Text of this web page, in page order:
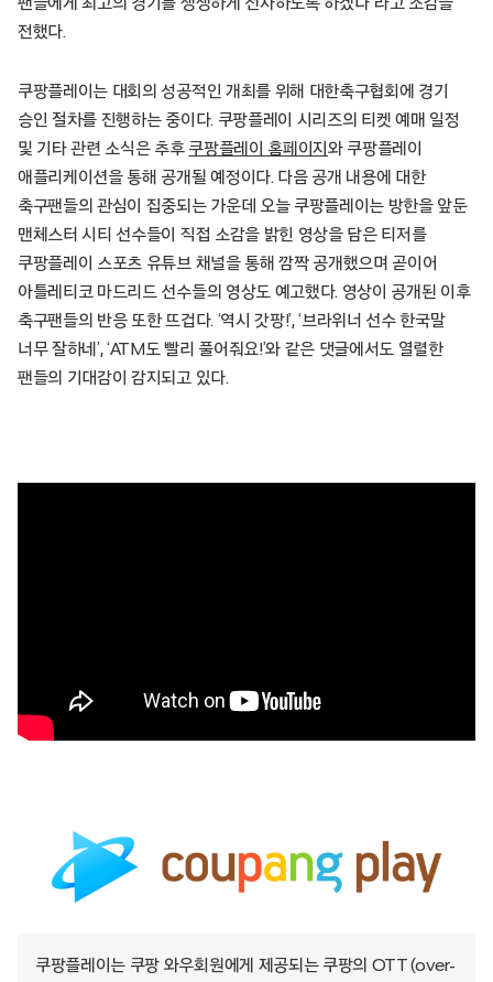
팬들에게 최고의 경기를 생생하게 선사하도록 하겠다”라고 소감을
전했다.
쿠팡플레이는 대회의 성공적인 개최를 위해 대한축구협회에 경기
승인 절차를 진행하는 중이다. 쿠팡플레이 시리즈의 티켓 예매 일정
및 기타 관련 소식은 추후 쿠팡플레이 홈페이지와 쿠팡플레이
애플리케이션을 통해 공개될 예정이다. 다음 공개 내용에 대한
축구팬들의 관심이 집중되는 가운데 오늘 쿠팡플레이는 방한을 앞둔
맨체스터 시티 선수들이 직접 소감을 밝힌 영상을 담은 티저를
쿠팡플레이 스포츠 유튜브 채널을 통해 깜짝 공개했으며 곧이어
아틀레티코 마드리드 선수들의 영상도 예고했다. 영상이 공개된 이후
축구팬들의 반응 또한 뜨겁다. ‘역시 갓팡!’, ‘브라위너 선수 한국말
너무 잘하네’, ‘ATM도 빨리 풀어줘요!’와 같은 댓글에서도 열렬한
팬들의 기대감이 감지되고 있다.
쿠팡플레이는 쿠팡 와우회원에게 제공되는 쿠팡의 OTT (over-